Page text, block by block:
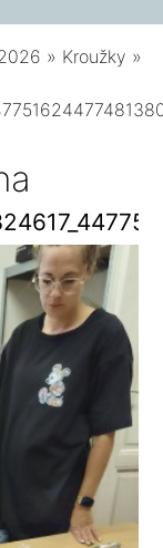
» Kroužky »